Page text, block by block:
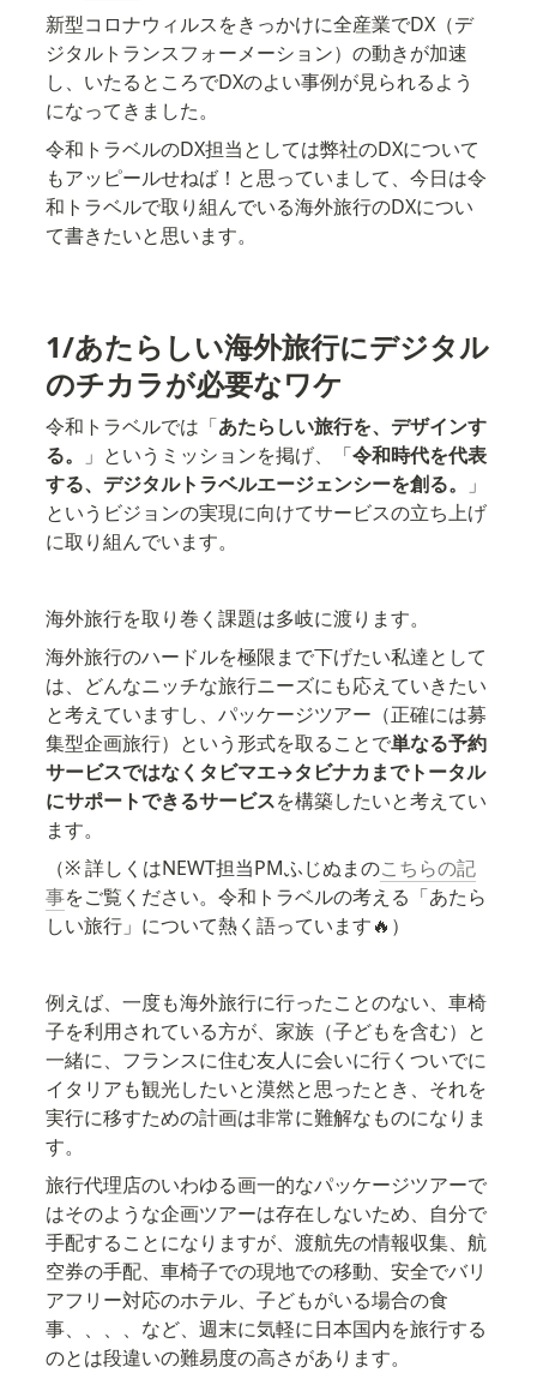
新型コロナウィルスをきっかけに全産業でDX（デ
ジタルトランスフォーメーション）の動きが加速
し、いたるところでDXのよい事例が見られるよう
になってきました。
令和トラベルのDX担当としては弊社のDXについて
もアッピールせねば！と思っていまして、今日は令
和トラベルで取り組んでいる海外旅行のDXについ
て書きたいと思います。
1/あたらしい海外旅行にデジタル
のチカラが必要なワケ
令和トラベルでは「あたらしい旅行を、デザインす
る。
」というミッションを掲げ、「令和時代を代表
する、デジタルトラベルエージェンシーを創る。
」
というビジョンの実現に向けてサービスの立ち上げ
に取り組んでいます。
海外旅行を取り巻く課題は多岐に渡ります。
海外旅行のハードルを極限まで下げたい私達として
は、どんなニッチな旅行ニーズにも応えていきたい
と考えていますし、パッケージツアー（正確には募
集型企画旅行）という形式を取ることで単なる予約
サービスではなくタビマエ→タビナカまでトータル
にサポートできるサービスを構築したいと考えてい
ます。
（※ 詳しくはNEWT担当PMふじぬまのこちらの記
事をご覧ください。令和トラベルの考える「あたら
しい旅行」について熱く語っています🔥）
例えば、一度も海外旅行に行ったことのない、車椅
子を利用されている方が、家族（子どもを含む）と
一緒に、フランスに住む友人に会いに行くついでに
イタリアも観光したいと漠然と思ったとき、それを
実行に移すための計画は非常に難解なものになりま
す。
旅行代理店のいわゆる画一的なパッケージツアーで
はそのような企画ツアーは存在しないため、自分で
手配することになりますが、渡航先の情報収集、航
空券の手配、車椅子での現地での移動、安全でバリ
アフリー対応のホテル、子どもがいる場合の食
事、、、、など、週末に気軽に日本国内を旅行する
のとは段違いの難易度の高さがあります。